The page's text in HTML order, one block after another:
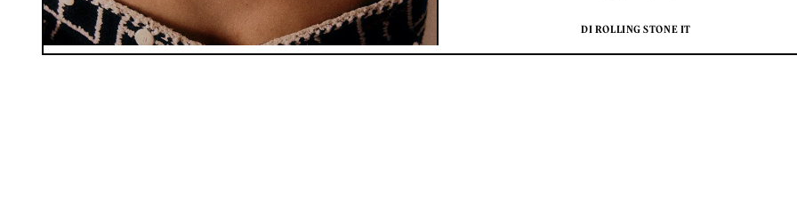
DI ROLLING STONE IT